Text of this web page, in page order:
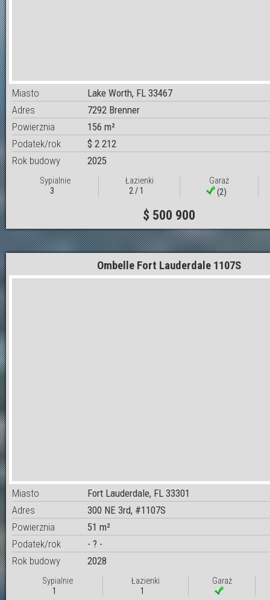
Miasto
Lake Worth, FL 33467
Adres
7292 Brenner
Powierznia
156 m²
Podatek/rok
$ 2 212
Rok budowy
2025
Sypialnie
3
Łazienki
2 / 1
Garaż
(2)
$ 500 900
Ombelle Fort Lauderdale 1107S
Miasto
Fort Lauderdale, FL 33301
Adres
300 NE 3rd, #1107S
Powierznia
51 m²
Podatek/rok
- ? -
Rok budowy
2028
Sypialnie
1
Łazienki
1
Garaż